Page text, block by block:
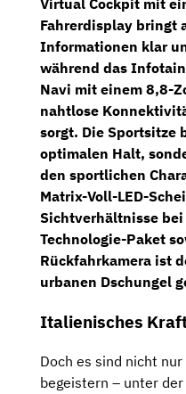
Virtual Cockpit mit
Fahrerdisplay bringt
Informationen klar
während das
Navi mit einem 8,8-
nahtlose
sorgt. Die Sportsitze
optimalen Halt,
den sportlichen
Matrix-Voll-LED-
Sichtverhältnisse
Technologie-Paket
Rückfahrkamera ist
urbanen Dschungel
Italienisches
Doch es sind nicht
begeistern – unter